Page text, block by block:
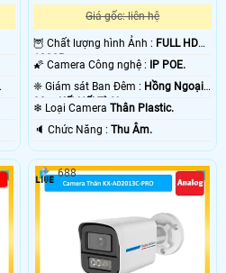
Giá gốc: liên hệ
🦉 Chất lượng hình Ảnh : FULL HD
1080P .
🌠 Camera Công nghệ :
IP POE.
❈ Giám sát Ban Đêm : Hồng Ngoại
30m Kết Nối Từ Xa.
❄ Loại CameraThân Plastic.
️🔈 Chức Năng :Thu Âm.
688